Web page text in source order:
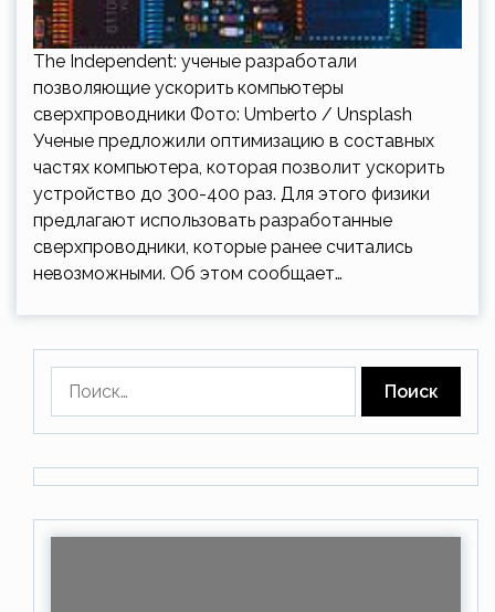
The Independent: ученые разработали
позволяющие ускорить компьютеры
сверхпроводники Фото: Umberto / Unsplash
Ученые предложили оптимизацию в составных
частях компьютера, которая позволит ускорить
устройство до 300-400 раз. Для этого физики
предлагают использовать разработанные
сверхпроводники, которые ранее считались
невозможными. Об этом сообщает…